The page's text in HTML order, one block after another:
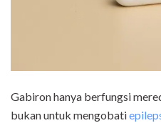
Gabiron hanya berfungsi
bukan untuk mengobati